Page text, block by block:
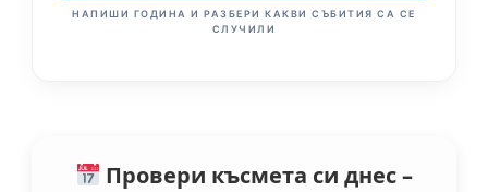
НАПИШИ ГОДИНА И РАЗБЕРИ КАКВИ СЪБИТИЯ СА СЕ
СЛУЧИЛИ
Провери късмета си днес –